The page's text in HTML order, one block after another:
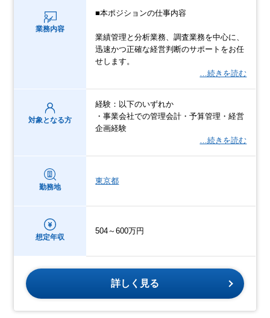
業務内容
■本ポジションの仕事内容
業績管理と分析業務、調査業務を中心に、
迅速かつ正確な経営判断のサポートをお任
せします。
…続きを読む
対象となる方
経験：以下のいずれか
・事業会社での管理会計・予算管理・経営
企画経験
…続きを読む
勤務地
東京都
想定年収
504～600万円
詳しく見る